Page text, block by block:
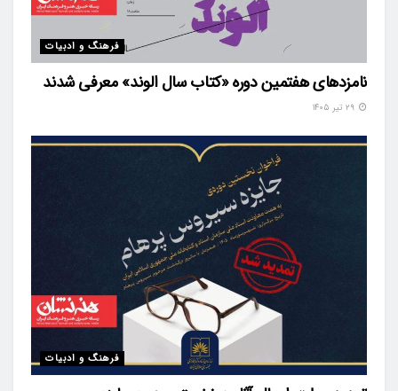
فرهنگ و ادبیات
نامزدهای هفتمین دوره «کتاب سال الوند» معرفی شدند
فرهنگ و ادبیات